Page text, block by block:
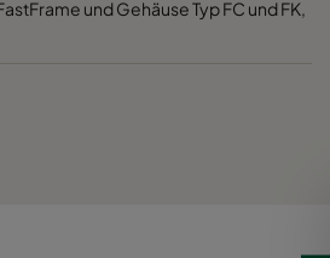
und Gehäuse Typ FC und FK,